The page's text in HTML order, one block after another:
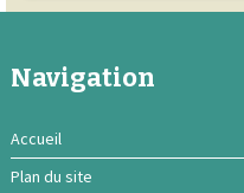
Navigation
Accueil
Plan du site